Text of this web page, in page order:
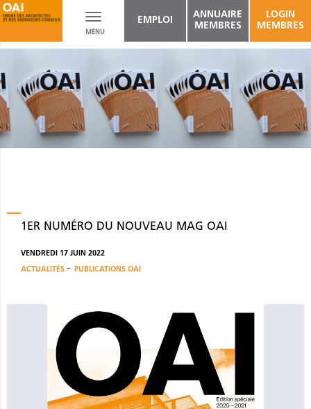
Toggle
navigation
MENU
EMPLOI
ANNUAIRE
MEMBRES
LOGIN
MEMBRES
1ER NUMÉRO DU NOUVEAU MAG OAI
VENDREDI 17 JUIN 2022
ACTUALITÉS - PUBLICATIONS OAI